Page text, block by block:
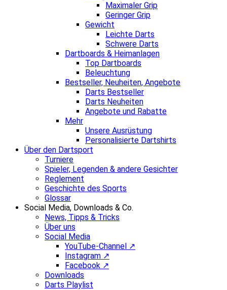
Maximaler Grip
Geringer Grip
Gewicht
Leichte Darts
Schwere Darts
Dartboards & Heimanlagen
Top Dartboards
Beleuchtung
Bestseller, Neuheiten, Angebote
Darts Bestseller
Darts Neuheiten
Angebote und Rabatte
Mehr
Unsere Ausrüstung
Personalisierte Dartshirts
Über den Dartsport
Turniere
Spieler, Legenden & andere Gesichter
Reglement
Geschichte des Sports
Glossar
Social Media, Downloads & Co.
News, Tipps & Tricks
Über uns
Social Media
YouTube-Channel ↗
Instagram ↗
Facebook ↗
Downloads
Darts Playlist